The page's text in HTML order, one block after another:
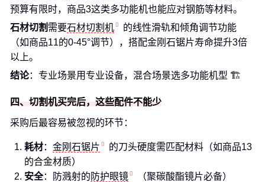
预算有限时，商品3这类多功能机也能应对钢筋等材料。
石材切割 需要石材切割机
的线性滑轨和倾角调节功能
（如商品11的0-45°调节），搭配金刚石锯片寿命提升3倍
以上。
结论：专业场景用专业设备，混合场景选多功能机型 🏗️
四、切割机买完后，这些配件不能少
采购后最容易被忽视的环节：
耗材： 金刚石锯片
的刀头硬度需匹配材料（如商品13
的合金材质）
安全：防溅射的 防护眼镜
（聚碳酸酯镜片必备）